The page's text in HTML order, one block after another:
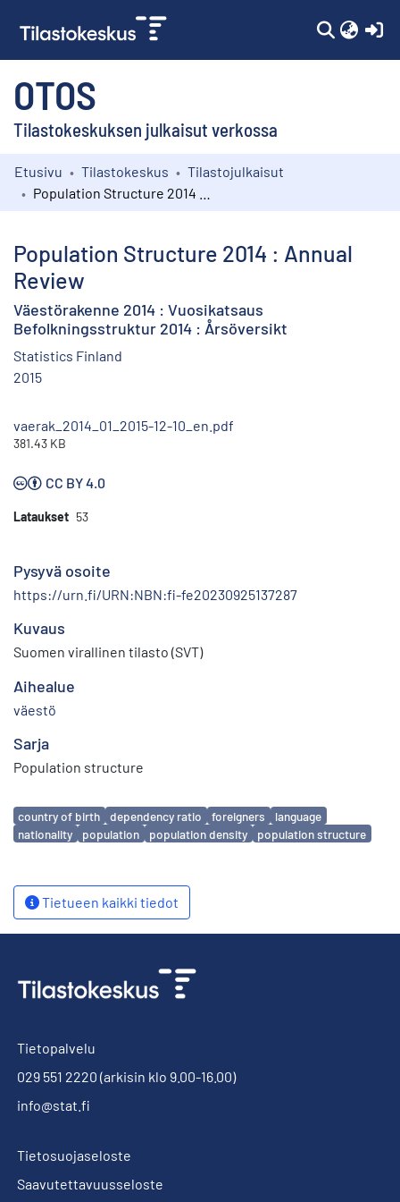
OTOS
Tilastokeskuksen julkaisut verkossa
Kokoelmat
Etusivu Tilastokeskus
Tilastojulkaisut
Population Structure 2014 : Annual
Review
Väestörakenne 2014 : Vuosikatsaus
Befolkningsstruktur 2014 : Årsöversikt
Statistics Finland
2015
vaerak_2014_01_2015-12-10_en.pdf
381.43 KB
CC BY 4.0
Lataukset 53
Pysyvä osoite
https://urn.fi/URN:NBN:fi-fe20230925137287
Kuvaus
Suomen virallinen tilasto (SVT)
Aihealue
väestö
Sarja
Population structure
Avainsanat
country of birth dependency ratio foreigners
language
nationality
population population density population structure
Tietueen kaikki tiedot
Tietopalvelu
029 551 2220 (arkisin klo 9.00-16.00)
info@stat.fi
Tietosuojaseloste
Saavutettavuusseloste